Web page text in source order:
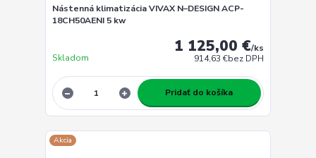
Nástenná klimatizácia VIVAX N–DESIGN ACP-
18CH50AENI 5 kw
1 125,00 €/ks
914,63 €bez DPH
Skladom
Pridať do košíka
Akcia